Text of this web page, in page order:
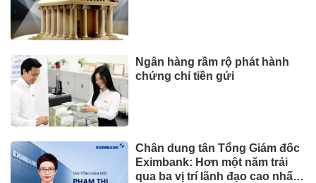
Ngân hàng rầm rộ phát hành
chứng chỉ tiền gửi
Chân dung tân Tổng Giám đốc
Eximbank: Hơn một năm trải
qua ba vị trí lãnh đạo cao nhất